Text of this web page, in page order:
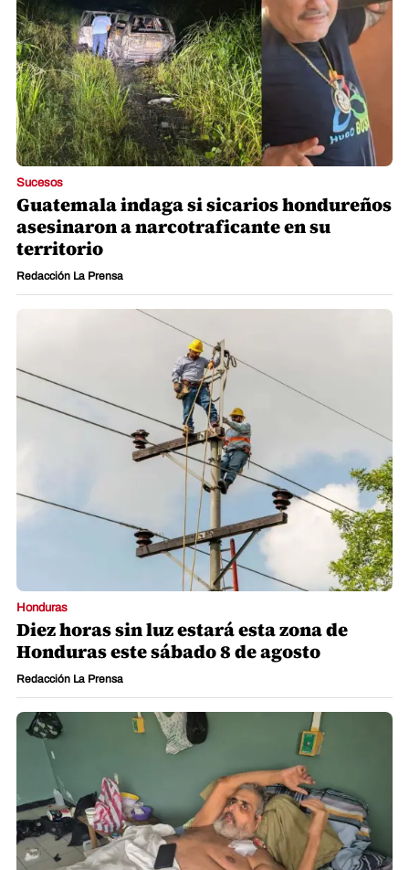
Sucesos
Guatemala indaga si sicarios hondureños
asesinaron a narcotraficante en su
territorio
Redacción La Prensa
Honduras
Diez horas sin luz estará esta zona de
Honduras este sábado 8 de agosto
Redacción La Prensa